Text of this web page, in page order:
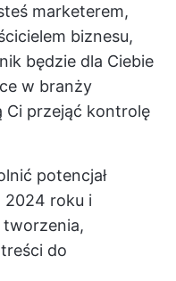
marketerem,
biznesu,
będzie dla Ciebie
w branży
Ci przejąć kontrolę
potencjał
2024 roku i
do